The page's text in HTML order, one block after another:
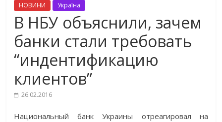
НОВИНИ Україна
В НБУ объяснили, зачем
банки стали требовать
“индентификацию
клиентов”
26.02.2016
Национальный банк Украины отреагировал на